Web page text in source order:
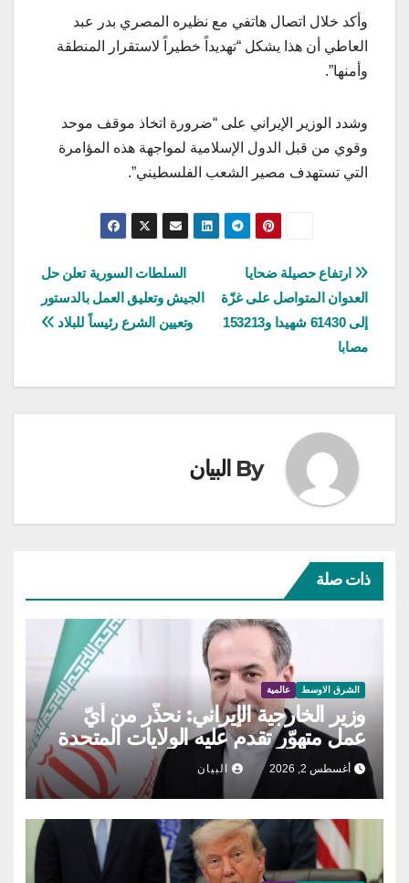
وأكد خلال اتصال هاتفي مع نظيره المصري بدر عبد
العاطي أن هذا يشكل “تهديداً خطيراً لاستقرار المنطقة
وأمنها”.
وشدد الوزير الإيراني على “ضرورة اتخاذ موقف موحد
وقوي من قبل الدول الإسلامية لمواجهة هذه المؤامرة
التي تستهدف مصير الشعب الفلسطيني”.
تصفّح
المقالات
السلطات السورية تعلن حل
الجيش وتعليق العمل بالدستور
وتعيين الشرع رئيساً للبلاد
ارتفاع حصيلة ضحايا
العدوان المتواصل على غزّة
إلى 61430 شهيدا و153213
مصابا
By البيان
ذات صلة
الشرق الاوسط عالمية
وزير الخارجية الإيراني: نحذّر من أيّ
عمل متهوّر تقدم عليه الولايات المتحدة
أغسطس 2, 2026 البيان